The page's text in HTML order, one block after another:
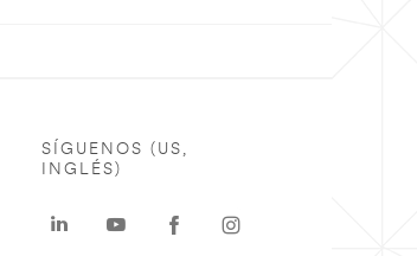
SÍGUENOS (US,
INGLÉS)